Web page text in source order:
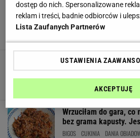
Pominęłam ważny
nawet babcię.
Najlepsze, co możesz
na placki i leczo
Wrzuciłam do gara, co
bez grama kapusty.
BIGOS CUKINIA DANIA
dostęp do nich. Spersonalizowane
reklam i treści, badnie odbiorców i
Lista Zaufanych Partnerów
USTAWIENIA
AKCEPTUJĘ